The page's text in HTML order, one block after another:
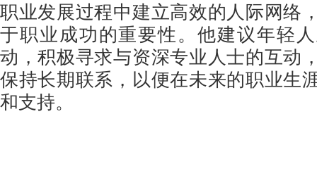
职业发展过程中建立高效的人际网络
于职业成功的重要性。他建议年轻
动，积极寻求与资深专业人士的互动
保持长期联系，以便在未来的职业生
和支持。